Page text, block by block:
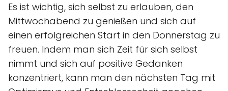
Es ist wichtig, sich selbst zu erlauben, den
Mittwochabend zu genießen und sich auf
einen erfolgreichen Start in den Donnerstag zu
freuen. Indem man sich Zeit für sich selbst
nimmt und sich auf positive Gedanken
konzentriert, kann man den nächsten Tag mit